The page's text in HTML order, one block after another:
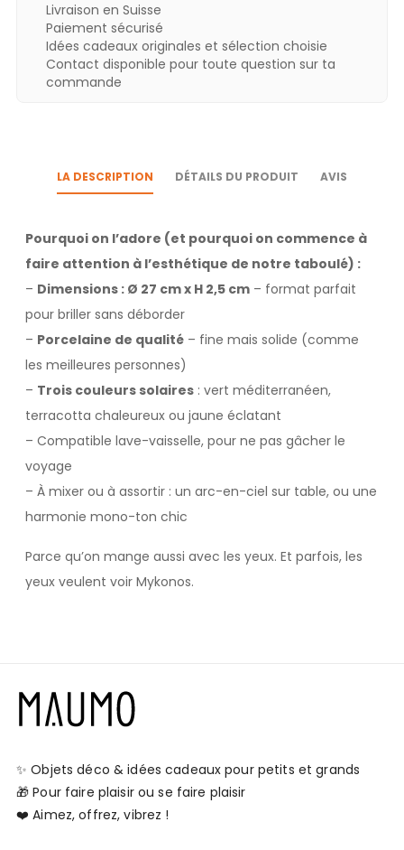
Livraison en Suisse
Paiement sécurisé
Idées cadeaux originales et sélection choisie
Contact disponible pour toute question sur ta
commande
LA DESCRIPTION DÉTAILS DU PRODUIT AVIS
Pourquoi on l’adore (et pourquoi on commence à
faire attention à l’esthétique de notre taboulé) :
– Dimensions : Ø 27 cm x H 2,5 cm – format parfait
pour briller sans déborder
– Porcelaine de qualité – fine mais solide (comme
les meilleures personnes)
– Trois couleurs solaires : vert méditerranéen,
terracotta chaleureux ou jaune éclatant
– Compatible lave-vaisselle, pour ne pas gâcher le
voyage
– À mixer ou à assortir : un arc-en-ciel sur table, ou une
harmonie mono-ton chic
Parce qu’on mange aussi avec les yeux. Et parfois, les
yeux veulent voir Mykonos.
✨ Objets déco & idées cadeaux pour petits et grands
🎁 Pour faire plaisir ou se faire plaisir
❤️ Aimez, offrez, vibrez !